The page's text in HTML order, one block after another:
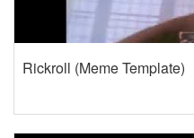
Rickroll (Meme Template)